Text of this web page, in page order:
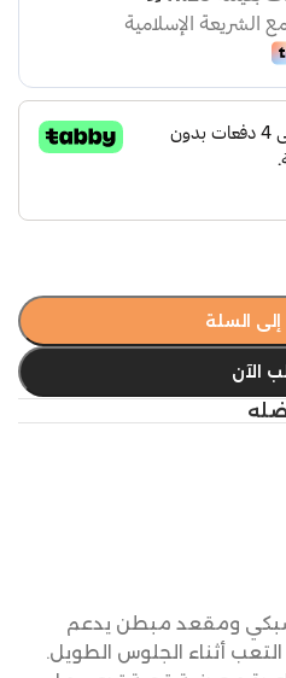
إلى السلة
الآن
ومقعد مبطن يدعم
أثناء الجلوس الطويل.